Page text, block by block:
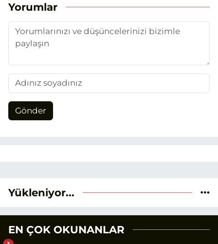
temel alıyorum.
Yorumlar
Gönder
Yükleniyor...
EN ÇOK OKUNANLAR